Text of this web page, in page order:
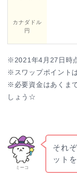
カナダドル
円
※2021年4月27日時
※スワップポイント
※必要資金はあくま
しょう☆
ミーコ
それ
ット